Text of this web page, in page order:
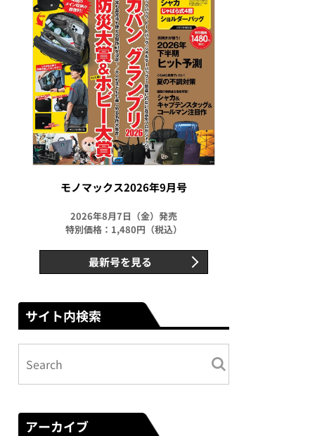
モノマックス2026年9月号
2026年8月7日（金）発売
特別価格：1,480円（税込）
最新号を見る
サイト内検索
アーカイブ